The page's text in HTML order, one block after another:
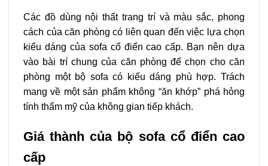
Các đồ dùng nội thất trang trí và màu sắc, phong
cách của căn phòng có liên quan đến việc lựa chọn
kiểu dáng của sofa cổ điển cao cấp. Bạn nên dựa
vào bài trí chung của căn phòng để chọn cho căn
phòng một bộ sofa có kiểu dáng phù hợp. Trách
mang về một sản phẩm không “ăn khớp” phá hỏng
tính thẩm mỹ của không gian tiếp khách.
Giá thành của bộ sofa cổ điển cao
cấp